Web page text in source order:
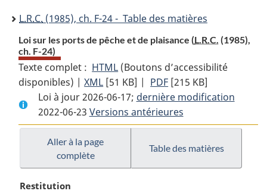
L.R.C. (1985), ch. F-24 - Table des matières
Loi sur les ports de pêche et de plaisance (L.R.C. (1985),
ch. F-24)
Texte complet : HTML Texte
complet
:
Loi
sur
de
(Boutons d’accessibilité
disponibles) |XML Texte
complet
:
Loi
sur
ports
[51 KB] | PDF Texte
complet
:
Loi
ports
[215 KB]
Loi à jour 2026-06-17; dernière modification
2022-06-23 Versions antérieures
Aller à la page
complète
Table des matières
N
Restitution